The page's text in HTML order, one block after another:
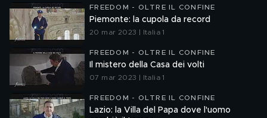
FREEDOM - OLTRE IL CONFINE
Piemonte: la cupola da record
20 mar 2023 | Italia 1
FREEDOM - OLTRE IL CONFINE
Il mistero della Casa dei volti
07 mar 2023 | Italia 1
FREEDOM - OLTRE IL CONFINE
Lazio: la Villa del Papa dove l'uomo